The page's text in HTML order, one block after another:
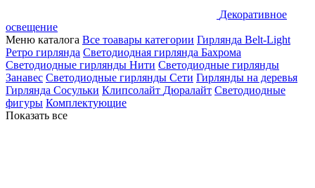
Декоративное
освещение
Меню каталога Все тоавары категории Гирлянда Belt-Light
Ретро гирлянда Светодиодная гирлянда Бахрома
Светодиодные гирлянды Нити Светодиодные гирлянды
Занавес Светодиодные гирлянды Сети Гирлянды на деревья
Гирлянда Сосульки Клипсолайт Дюралайт Светодиодные
фигуры Комплектующие
Показать все